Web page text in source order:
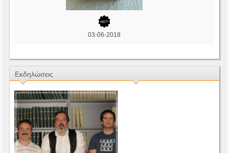
03-06-2018
Εκδηλώσεις